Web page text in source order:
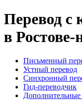
Перевод с
в
Письменный
Устный перевод
Синхронный
Гид-переводчик
Дополнительные